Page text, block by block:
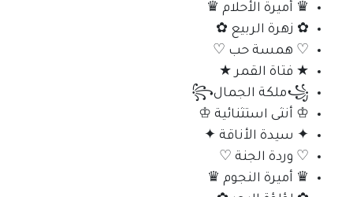
♛ أميرة الأحلام ♛
✿ زهرة الربيع ✿
♡ همسة حب ♡
★ فتاة القمر ★
꧁ملكة الجمال꧂
♔ أنثى استثنائية ♔
✦ سيدة الأناقة ✦
♡ وردة الجنة ♡
♛ أميرة النجوم ♛